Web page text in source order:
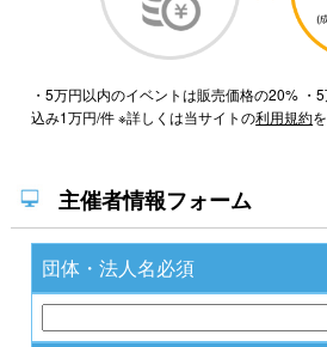
・5万円以内のイベントは販売価格の20% ・
込み1万円/件 ※詳しくは当サイトの利用規約
主催者情報フォーム
団体・法人名必須